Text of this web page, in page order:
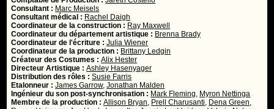
Consultant : Marc Meisels
Consultant médical : Rachel Daigh
Coordinateur de la construction : Ray Maxwell
Coordinateur du département artistique : Brenna Brady
Coordinateur de l'écriture :Julia Wiener
Coordinateur de la production : Brittany Ledgin
Créateur des Costumes :Alix Hester
Directeur Artistique :Ashley Hasenyager
Distribution des rôles :Susie Farris
Etalonneur :James Garrow,Jonathan Malden
Ingénieur du son post-synchronisation : Mark Fleming, Myron Nettinga
Membre de la production :Allison Bryan, Prell Charusanti, Dena Green,